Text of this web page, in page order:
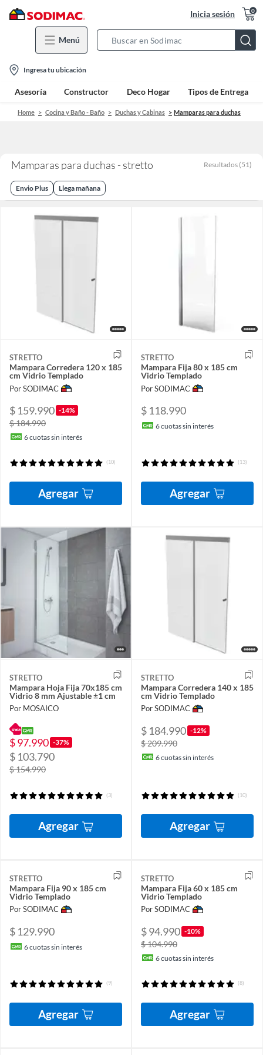
Inicia sesión 0
Menú
Bar
location-
icon
Ingresa tu ubicación
Asesoría Constructor Deco Hogar Tipos de Entrega
Home Cocina y Baño - Baño Duchas y Cabinas Mamparas para duchas
Mamparas para duchas - stretto Resultados (51)
Envio Plus Llega mañana
STRETTO
Mampara Corredera 120 x 185
cm Vidrio Templado
Por SODIMAC
$ 159.990 -14%
$ 184.990
6cuotas sin interés
(10)
Agregar
STRETTO
Mampara Fija 80 x 185 cm
Vidrio Templado
Por SODIMAC
$ 118.990
6cuotas sin interés
(13)
Agregar
STRETTO
Mampara Hoja Fija 70x185 cm
Vidrio 8 mm Ajustable ±1 cm
Por MOSAICO
$ 97.990 -37%
$ 103.790
$ 154.990
(3)
Agregar
STRETTO
Mampara Corredera 140 x 185
cm Vidrio Templado
Por SODIMAC
$ 184.990 -12%
$ 209.990
6cuotas sin interés
(10)
Agregar
STRETTO
Mampara Fija 90 x 185 cm
Vidrio Templado
Por SODIMAC
$ 129.990
6cuotas sin interés
(9)
Agregar
STRETTO
Mampara Fija 60 x 185 cm
Vidrio Templado
Por SODIMAC
$ 94.990 -10%
$ 104.990
6cuotas sin interés
(8)
Agregar